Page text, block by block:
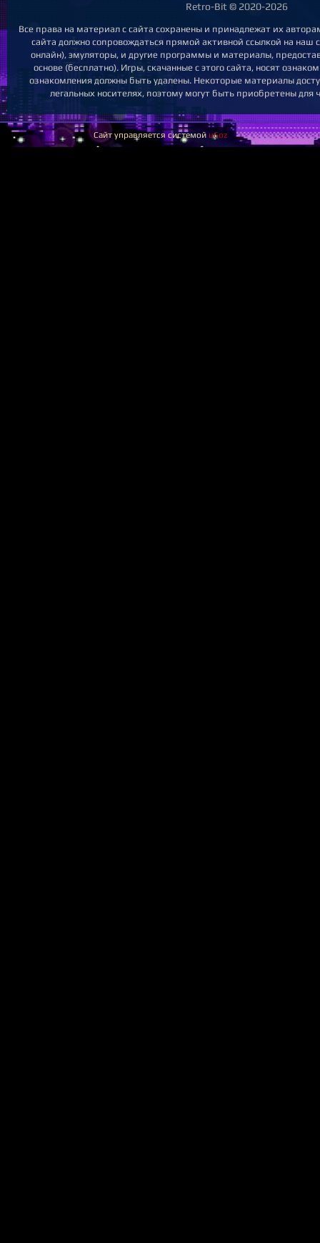
Retro-Bit © 2020-2026
Все права на материал с сайта сохранены и принадлежат их
сайта должно сопровождаться прямой активной ссылкой на наш
онлайн), эмуляторы, и другие программы и материалы,
основе (бесплатно). Игры, скачанные с этого сайта, носят
ознакомления должны быть удалены. Некоторые материалы
легальных носителях, поэтому могут быть приобретены для
Сайт управляется системой uCoz